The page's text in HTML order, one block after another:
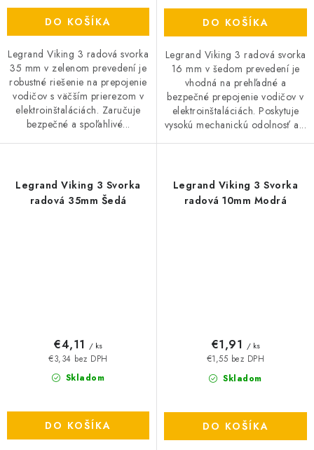
DO KOŠÍKA
Legrand Viking 3 radová svorka
35 mm v zelenom prevedení je
robustné riešenie na prepojenie
vodičov s väčším prierezom v
elektroinštaláciách. Zaručuje
bezpečné a spoľahlivé...
DO KOŠÍKA
Legrand Viking 3 radová svorka
16 mm v šedom prevedení je
vhodná na prehľadné a
bezpečné prepojenie vodičov v
elektroinštaláciách. Poskytuje
vysokú mechanickú odolnosť a...
Legrand Viking 3 Svorka
radová 35mm Šedá
Skladom
€3,34 bez DPH
€4,11 / ks
DO KOŠÍKA
Legrand Viking 3 Svorka
radová 10mm Modrá
Skladom
€1,55 bez DPH
€1,91 / ks
DO KOŠÍKA